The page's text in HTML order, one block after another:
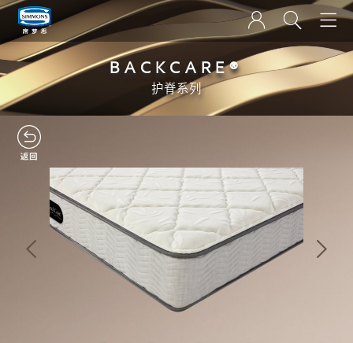
BACKCARE®
护脊系列